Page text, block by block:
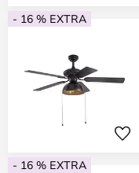
- 16 % EXTRA
- 16 % EXTRA